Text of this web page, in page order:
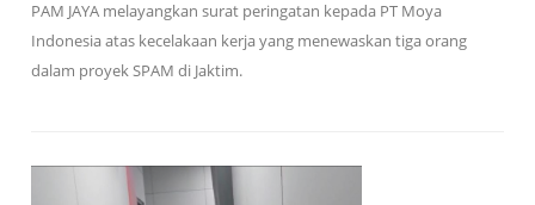
PAM JAYA melayangkan surat peringatan kepada PT Moya
Indonesia atas kecelakaan kerja yang menewaskan tiga orang
dalam proyek SPAM di Jaktim.